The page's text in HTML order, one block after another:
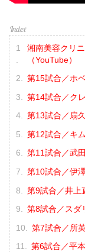
湘南美容クリ
（YouTube）
第15試合／ホ
第14試合／ク
第13試合／扇
第12試合／キ
第11試合／武
第10試合／伊
第9試合／井上
第8試合／スダ
第7試合／所
第6試合／平